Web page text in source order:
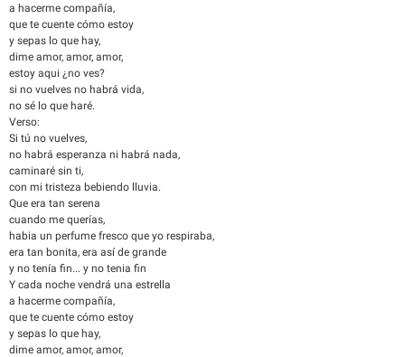
a hacerme compañía,
que te cuente cómo estoy
y sepas lo que hay,
dime amor, amor, amor,
estoy aqui ¿no ves?
si no vuelves no habrá vida,
no sé lo que haré.
Verso:
Si tú no vuelves,
no habrá esperanza ni habrá nada,
caminaré sin ti,
con mi tristeza bebiendo lluvia.
Que era tan serena
cuando me querías,
habia un perfume fresco que yo respiraba,
era tan bonita, era así de grande
y no tenía fin... y no tenia fin
Y cada noche vendrá una estrella
a hacerme compañía,
que te cuente cómo estoy
y sepas lo que hay,
dime amor, amor, amor,